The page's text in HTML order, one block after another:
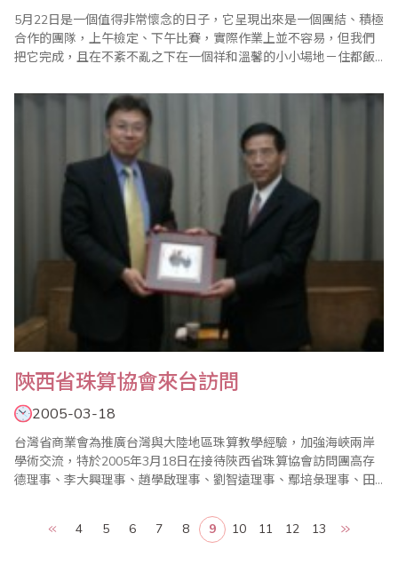
5月22日是一個值得非常懷念的日子，它呈現出來是一個團結、積極
合作的團隊，上午檢定、下午比賽，實際作業上並不容易，但我們
把它完成，且在不紊不亂之下在一個祥和溫馨的小小場地－住都飯
練現場的指導及鍾健美老師、各單位老師積極配合，使得現場比賽
及評分非常快速，每位家長都讚不絕口，讓大會工作同仁覺得莫大
的光榮，其實歸功於團結－讓我由衷的感..
陝西省珠算協會來台訪問
2005-03-18
台灣省商業會為推廣台灣與大陸地區珠算教學經驗，加強海峽兩岸
學術交流，特於2005年3月18日在接待陜西省珠算協會訪問團高存
德理事、李大興理事、趙學啟理事、劉智遠理事、鄢培彔理事、田
以熱情歡迎遠來貴客。會中除了介紹雙方成員外，並相互針對兩岸
經貿的互動及珠心算的推廣交換意見，期望未來能透過岸的互訪帶
4 5 6 7 8 9 10 11 12 13